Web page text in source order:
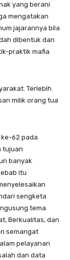
yang berani
mengatakan
jajarannya bila
dibentuk dan
praktik mafia
Terlebih
milik orang tua
ke-62 pada
tujuan
banyak
itu
sengketa
tema
Berkualitas, dan
semangat
pelayanan
dan data